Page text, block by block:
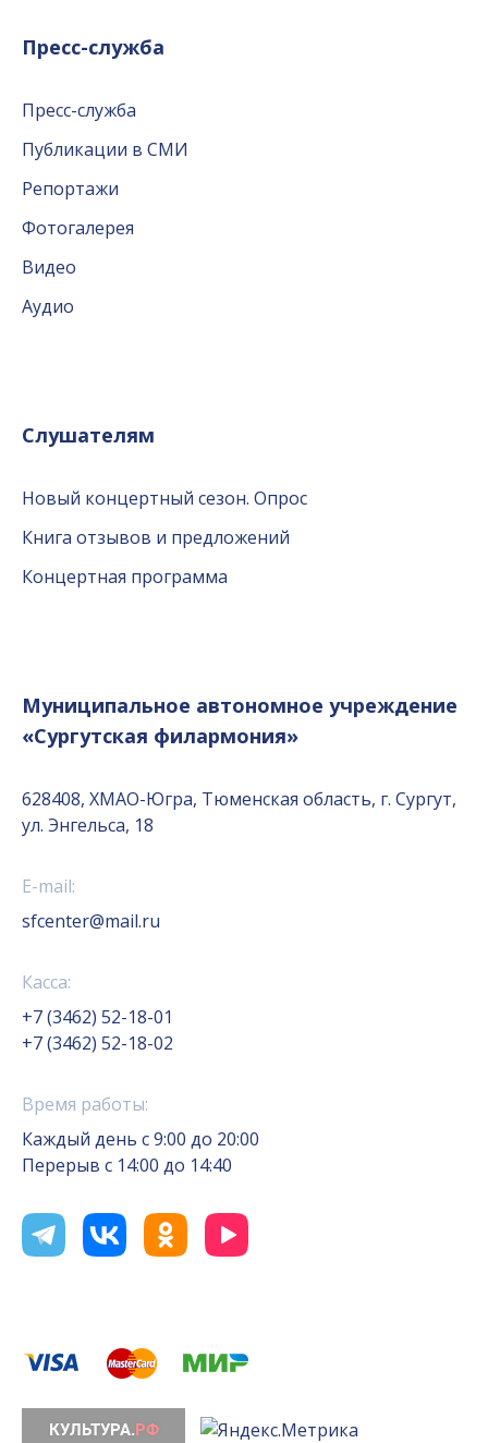
Пресс-служба
Пресс-служба
Публикации в СМИ
Репортажи
Фотогалерея
Видео
Аудио
Слушателям
Новый концертный сезон. Опрос
Книга отзывов и предложений
Концертная программа
Муниципальное автономное учреждение
«Сургутская филармония»
628408, ХМАО-Югра, Тюменская область, г. Сургут,
ул. Энгельса, 18
E-mail:
sfcenter@mail.ru
Касса:
+7 (3462) 52-18-01
+7 (3462) 52-18-02
Время работы:
Каждый день с 9:00 до 20:00
Перерыв с 14:00 до 14:40